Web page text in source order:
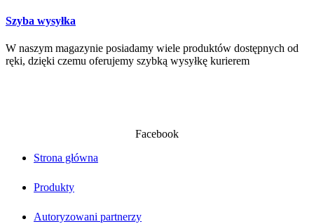
Szyba wysyłka
W naszym magazynie posiadamy wiele produktów dostępnych od
ręki, dzięki czemu oferujemy szybką wysyłkę kurierem
Facebook
Strona główna
Produkty
Autoryzowani partnerzy